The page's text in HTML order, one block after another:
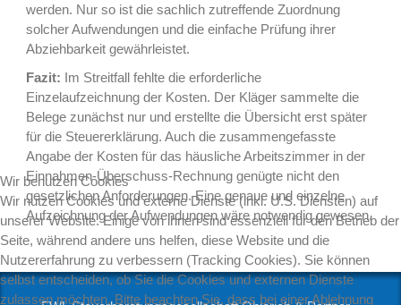
werden. Nur so ist die sachlich zutreffende Zuordnung
solcher Aufwendungen und die einfache Prüfung ihrer
Abziehbarkeit gewährleistet.
Fazit: Im Streitfall fehlte die erforderliche
Einzelaufzeichnung der Kosten. Der Kläger sammelte die
Belege zunächst nur und erstellte die Übersicht erst später
für die Steuererklärung. Auch die zusammengefasste
Angabe der Kosten für das häusliche Arbeitszimmer in der
Einnahmen-Überschuss-Rechnung genügte nicht den
gesetzlichen Anforderungen. Eine genaue und einzelne
Aufzeichnung der Aufwendungen wäre notwendig gewesen.
Wir benutzen Cookies
Wir nutzen Cookies und externe Dienste (inkl. U.S. Diensten) auf
unserer Website. Einige von ihnen sind essenziell für den Betrieb der
Seite, während andere uns helfen, diese Website und die
Nutzererfahrung zu verbessern (Tracking Cookies). Sie können
selbst entscheiden, ob Sie die Cookies und externen Dienste
zulassen möchten. Bitte beachten Sie, dass bei einer Ablehnung